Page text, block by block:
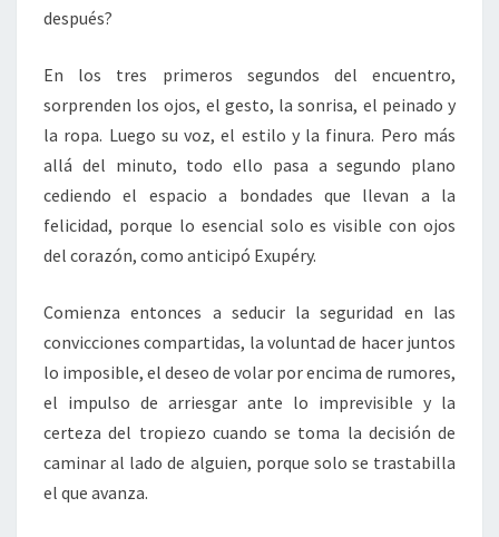
después?
En los tres primeros segundos del encuentro,
sorprenden los ojos, el gesto, la sonrisa, el peinado y
la ropa. Luego su voz, el estilo y la finura. Pero más
allá del minuto, todo ello pasa a segundo plano
cediendo el espacio a bondades que llevan a la
felicidad, porque lo esencial solo es visible con ojos
del corazón, como anticipó Exupéry.
Comienza entonces a seducir la seguridad en las
convicciones compartidas, la voluntad de hacer juntos
lo imposible, el deseo de volar por encima de rumores,
el impulso de arriesgar ante lo imprevisible y la
certeza del tropiezo cuando se toma la decisión de
caminar al lado de alguien, porque solo se trastabilla
el que avanza.